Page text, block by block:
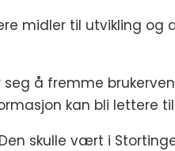
midler til utvikling
å fremme
kan bli lettere
skulle vært i